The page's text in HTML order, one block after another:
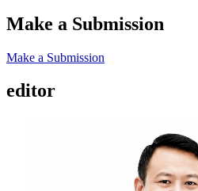
Make a Submission
Make a Submission
editor